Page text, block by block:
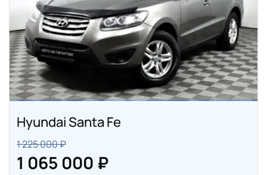
Hyundai Santa Fe
1 225 000 ₽
1 065 000 ₽